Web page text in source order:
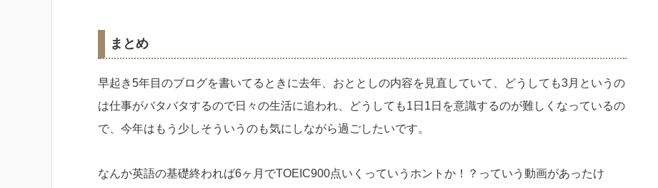
まとめ
早起き5年目のブログを書いてるときに去年、おととしの内容を見直していて、どうしても3月というの
は仕事がバタバタするので日々の生活に追われ、どうしても1日1日を意識するのが難しくなっているの
で、今年はもう少しそういうのも気にしながら過ごしたいです。
なんか英語の基礎終われば6ヶ月でTOEIC900点いくっていうホントか！？っていう動画があったけ